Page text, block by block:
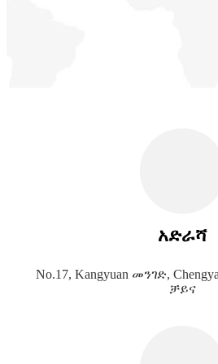
አድራሻ
No.17, Kangyuan መንገድ,
ቻይና